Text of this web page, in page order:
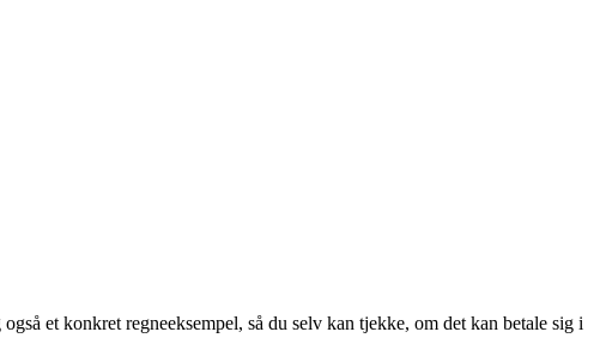
et konkret regneeksempel, så du selv kan tjekke, om det kan betale sig i